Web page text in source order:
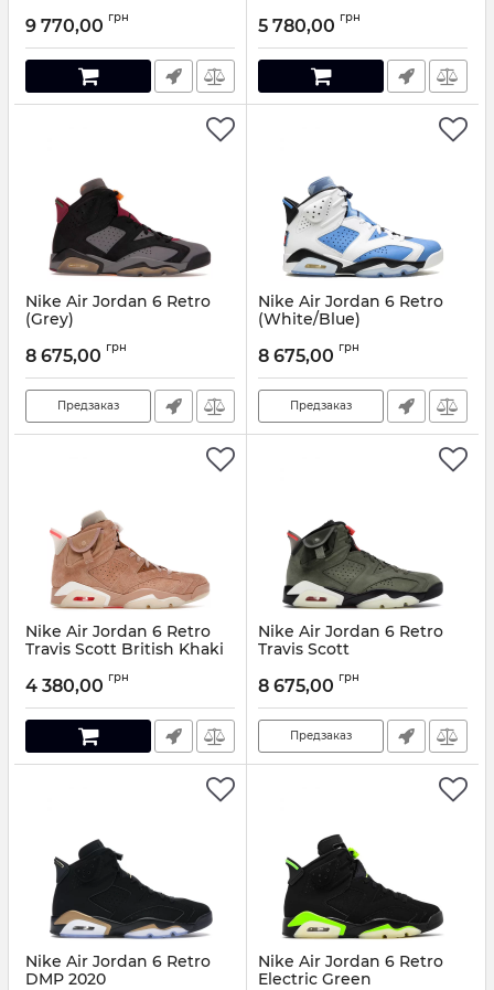
Артикул: 322992-063-42
9 770,00 грн 5 780,00 грн
Nike Air Jordan 6 Retro
(Grey)
8 675,00 грн
Предзаказ
Nike Air Jordan 6 Retro
(White/Blue)
8 675,00 грн
Предзаказ
Nike Air Jordan 6 Retro
Travis Scott British Khaki
4 380,00 грн
Nike Air Jordan 6 Retro
Travis Scott
8 675,00 грн
Предзаказ
Nike Air Jordan 6 Retro
DMP 2020
Nike Air Jordan 6 Retro
Electric Green